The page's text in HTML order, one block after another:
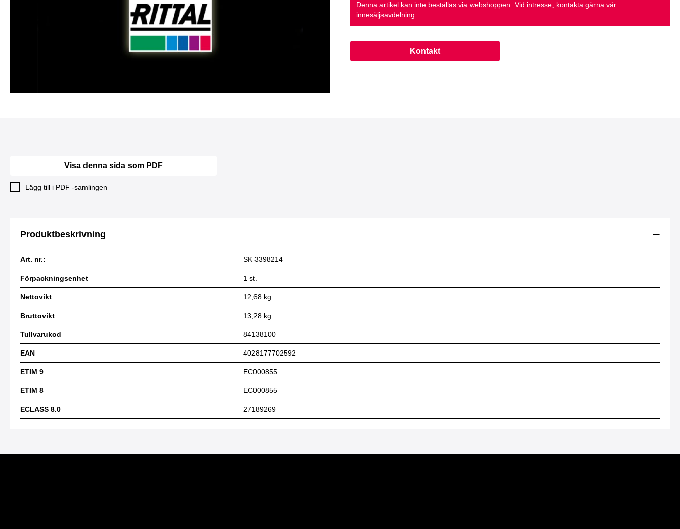
Denna artikel kan inte beställas via webshoppen. Vid intresse, kontakta gärna vår
innesäljsavdelning.
Kontakt
Visa denna sida som PDF
Lägg till i PDF -samlingen
Produktbeskrivning
Art. nr.: SK 3398214
Förpackningsenhet 1 st.
Nettovikt 12,68 kg
Bruttovikt 13,28 kg
Tullvarukod 84138100
EAN 4028177702592
ETIM 9 EC000855
ETIM 8 EC000855
ECLASS 8.0 27189269